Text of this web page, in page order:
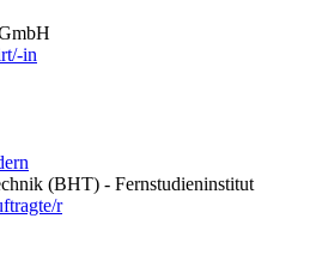
in
(BHT) - Fernstudieninstitut
r